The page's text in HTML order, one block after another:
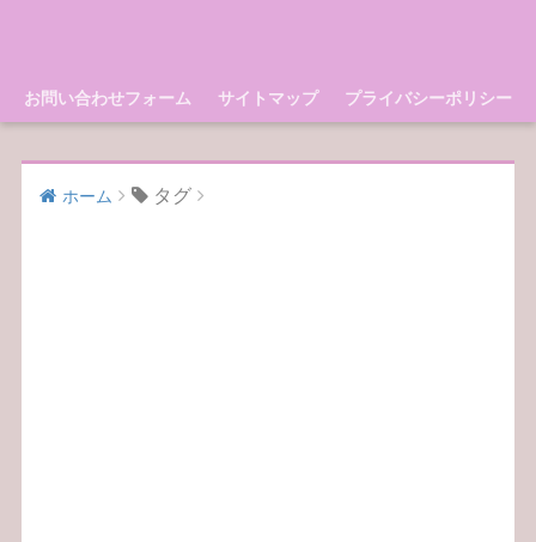
お問い合わせフォーム サイトマップ プライバシーポリシー
ホーム タグ